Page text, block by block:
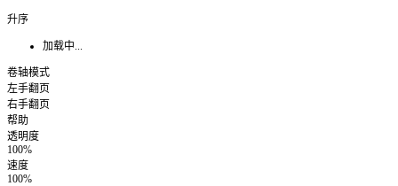
升序
加载中...
卷轴模式
左手翻页
右手翻页
帮助
透明度
100%
速度
100%